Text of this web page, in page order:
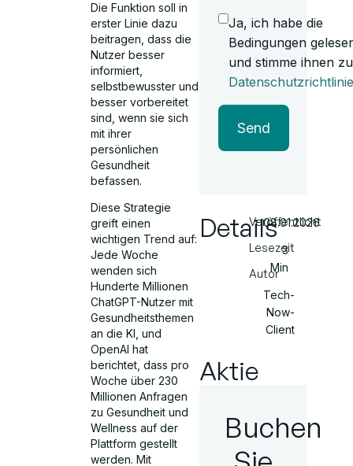
Die Funktion soll in
erster Linie dazu
beitragen, dass die
Nutzer besser
informiert,
selbstbewusster und
besser vorbereitet
sind, wenn sie sich
mit ihrer
persönlichen
Gesundheit
befassen.
Diese Strategie
greift einen
wichtigen Trend auf:
Jede Woche
wenden sich
Hunderte Millionen
ChatGPT-Nutzer mit
Gesundheitsthemen
an die KI, und
OpenAI hat
berichtet, dass pro
Woche über 230
Millionen Anfragen
zu Gesundheit und
Wellness auf der
Plattform gestellt
werden. Mit
Ja, ich habe die
Bedingungen
und stimme ihnen
Datenschutzrichtlinie
Send
DetailsVeröffentlicht
Lesezeit
Autor
08.01.2026
3
Min
Tech-
Now-
Client
Aktie
Buchen